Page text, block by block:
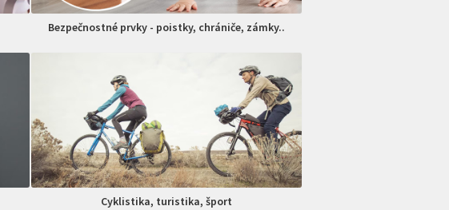
Bezpečnostné prvky - poistky, chrániče, zámky..
Cyklistika, turistika, šport